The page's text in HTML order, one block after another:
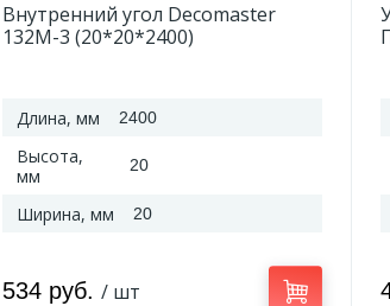
Внутренний угол Decomaster
132M-3 (20*20*2400)
Длина, мм 2400
Высота,
мм
20
Ширина, мм 20
534 руб. / шт